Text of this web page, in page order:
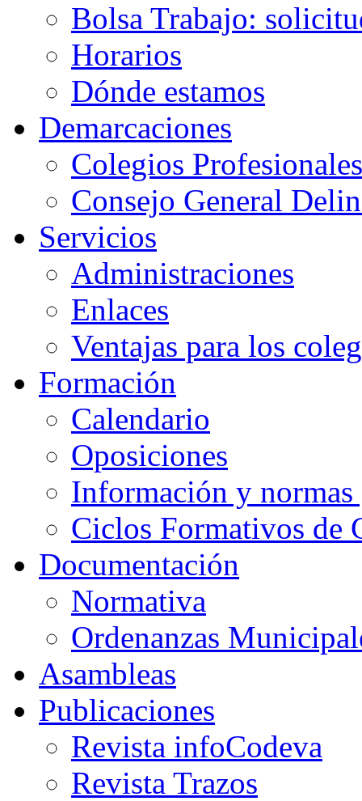
Bolsa Trabajo:
Horarios
Dónde estamos
Demarcaciones
Colegios Profesionales
Consejo General
Servicios
Administraciones
Enlaces
Ventajas para los
Formación
Calendario
Oposiciones
Información y normas
Ciclos Formativos de
Documentación
Normativa
Ordenanzas
Asambleas
Publicaciones
Revista infoCodeva
Revista Trazos